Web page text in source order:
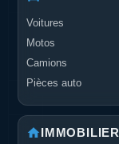
Voitures
Motos
Camions
Pièces auto
IMMOBILIER